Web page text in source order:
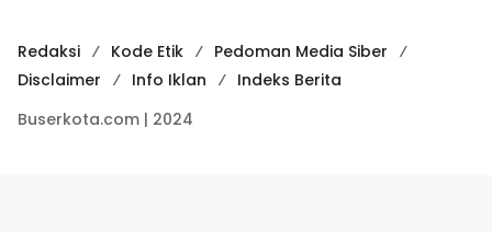
Redaksi Kode Etik
Pedoman Media Siber
Disclaimer
Info Iklan
Indeks Berita
Buserkota.com | 2024